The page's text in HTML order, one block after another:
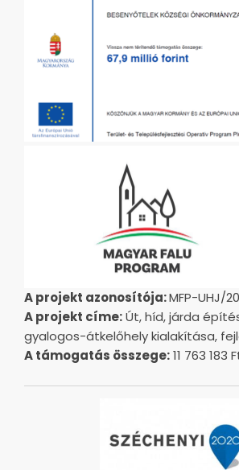
A projekt azonosítója:MFP-UHJ/
A projekt címe:Út, híd, járda
gyalogos-átkelőhely kialakítása,
A támogatás összege:11 763 183